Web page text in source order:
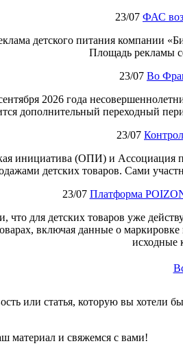
23/07 ФАС
детского питания компании
Площадь рекламы
23/07 Во
2026 года
дополнительный переходный
23/07
инициатива (ОПИ) и Ассоциация
детских товаров. Сами
23/07 Платформа
что для детских товаров уже
включая данные о
исходные
или статья, которую вы хотели
материал и свяжемся с вами!